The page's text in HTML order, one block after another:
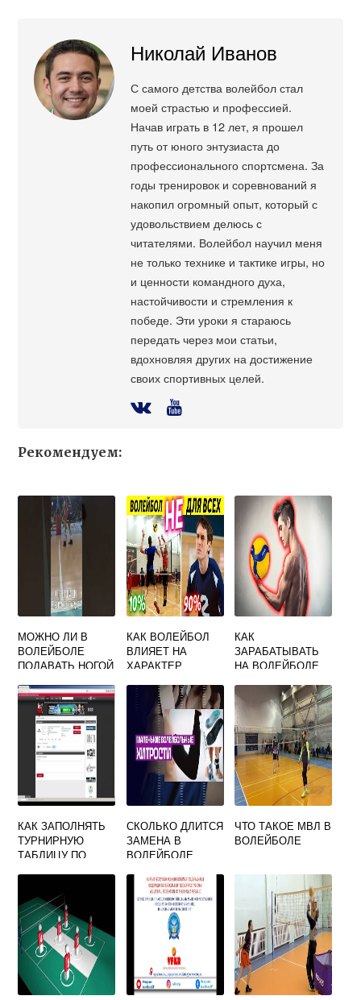
Николай Иванов
С самого детства волейбол стал
моей страстью и профессией.
Начав играть в 12 лет, я прошел
путь от юного энтузиаста до
профессионального спортсмена. За
годы тренировок и соревнований я
накопил огромный опыт, который с
удовольствием делюсь с
читателями. Волейбол научил меня
не только технике и тактике игры, но
и ценности командного духа,
настойчивости и стремления к
победе. Эти уроки я стараюсь
передать через мои статьи,
вдохновляя других на достижение
своих спортивных целей.
Рекомендуем:
МОЖНО ЛИ В
ВОЛЕЙБОЛЕ
ПОДАВАТЬ НОГОЙ
КАК ВОЛЕЙБОЛ
ВЛИЯЕТ НА
ХАРАКТЕР
КАК
ЗАРАБАТЫВАТЬ
НА ВОЛЕЙБОЛЕ
КАК ЗАПОЛНЯТЬ
ТУРНИРНУЮ
ТАБЛИЦУ ПО
СКОЛЬКО ДЛИТСЯ
ЗАМЕНА В
ВОЛЕЙБОЛЕ
ЧТО ТАКОЕ МВЛ В
ВОЛЕЙБОЛЕ